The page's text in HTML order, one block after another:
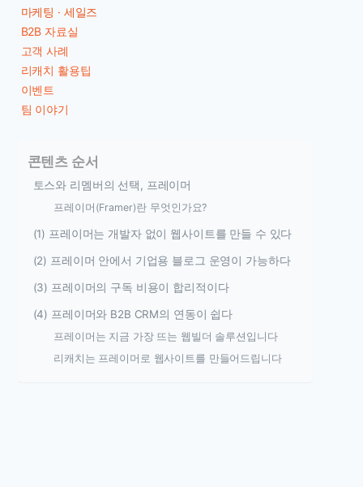
마케팅 · 세일즈
B2B 자료실
고객 사례
리캐치 활용팁
이벤트
팀 이야기
콘텐츠 순서
토스와 리멤버의 선택, 프레이머
프레이머(Framer)란 무엇인가요?
(1) 프레이머는 개발자 없이 웹사이트를 만들 수 있다
(2) 프레이머 안에서 기업용 블로그 운영이 가능하다
(3) 프레이머의 구독 비용이 합리적이다
(4) 프레이머와 B2B CRM의 연동이 쉽다
프레이머는 지금 가장 뜨는 웹빌더 솔루션입니다
리캐치는 프레이머로 웹사이트를 만들어드립니다